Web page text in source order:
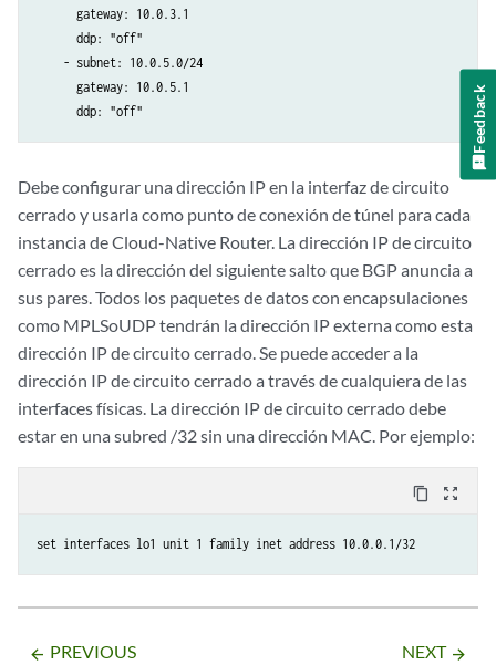
      gateway: 10.0.3.1
      ddp: "off"
    - subnet: 10.0.5.0/24
      gateway: 10.0.5.1
      ddp: "off"
Debe configurar una dirección IP en la interfaz de circuito
cerrado y usarla como punto de conexión de túnel para cada
instancia de Cloud-Native Router. La dirección IP de circuito
cerrado es la dirección del siguiente salto que BGP anuncia a
sus pares. Todos los paquetes de datos con encapsulaciones
como MPLSoUDP tendrán la dirección IP externa como esta
dirección IP de circuito cerrado. Se puede acceder a la
dirección IP de circuito cerrado a través de cualquiera de las
interfaces físicas. La dirección IP de circuito cerrado debe
estar en una subred /32 sin una dirección MAC. Por ejemplo:
content_copy zoom_out_map
set interfaces lo1 unit 1 family inet address 10.0.0.1/32
arrow_backward PREVIOUS NEXT arrow_forward
Feedback